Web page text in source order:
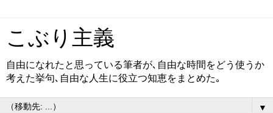
こぶり主義
自由になれたと思っている筆者が､自由な時間をどう使うか
考えた挙句､自由な人生に役立つ知恵をまとめた｡
▼